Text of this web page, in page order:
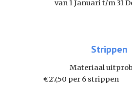
van 1 Januari t/m 31
Strippen
Materiaal
€27,50 per 6 strippen